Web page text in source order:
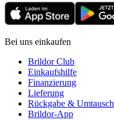
Bei uns einkaufen
Brildor Club
Einkaufshilfe
Finanzierung
Lieferung
Rückgabe & Umtausch
Brildor-App